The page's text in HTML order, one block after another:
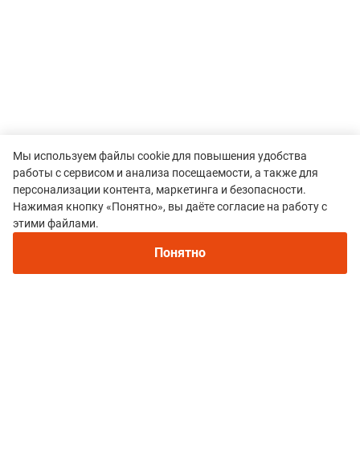
Мы используем файлы cookie для повышения удобства
работы с сервисом и анализа посещаемости, а также для
персонализации контента, маркетинга и безопасности.
Нажимая кнопку «Понятно», вы даёте согласие на работу с
этими файлами.
Понятно